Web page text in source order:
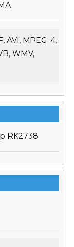
AVI, MPEG-4,
WMV,
RK2738